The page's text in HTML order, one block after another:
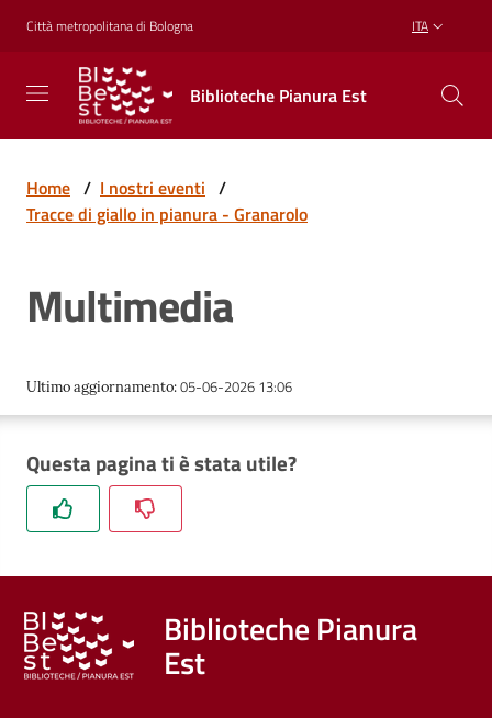
Vai al contenuto
Vai alla navigazione
Vai al footer
Città metropolitana di Bologna ITA
Biblioteche Pianura Est
Biblioteche
Pianura
Est
CREARE,
RICREARSI
Biblioteche
Cosa
Trova
libri
film
Calendario
Home / I nostri eventi /
Tracce di giallo in pianura - Granarolo
Multimedia
Ultimo aggiornamento:05-06-2026 13:06
Questa pagina ti è stata utile?
Biblioteche Pianura
Est